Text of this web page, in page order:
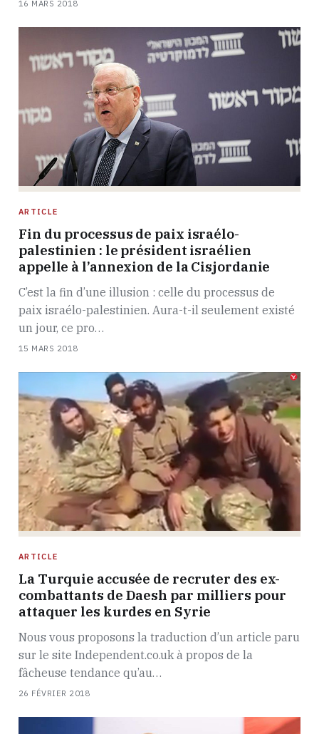
16 MARS 2018
ARTICLE
Fin du processus de paix israélo-
palestinien : le président israélien
appelle à l’annexion de la Cisjordanie
C’est la fin d’une illusion : celle du processus de
paix israélo-palestinien. Aura-t-il seulement existé
un jour, ce pro…
15 MARS 2018
ARTICLE
La Turquie accusée de recruter des ex-
combattants de Daesh par milliers pour
attaquer les kurdes en Syrie
Nous vous proposons la traduction d’un article paru
sur le site Independent.co.uk à propos de la
fâcheuse tendance qu’au…
26 FÉVRIER 2018